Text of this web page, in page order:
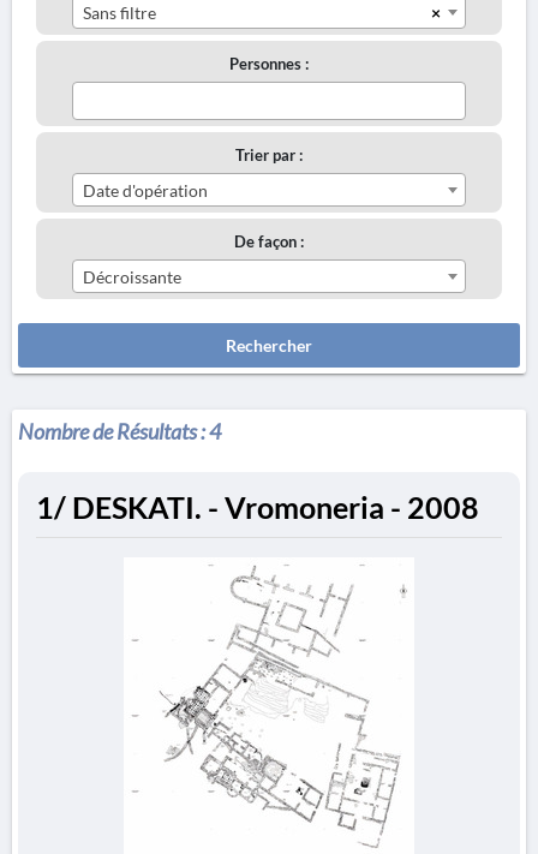
×
Sans filtre
Personnes :
Trier par :
Date d'opération
De façon :
Décroissante
Rechercher
Nombre de Résultats :4
1/ DESKATI. - Vromoneria - 2008